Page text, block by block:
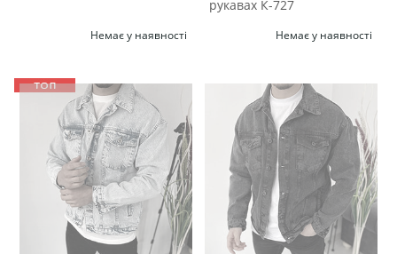
Немає у наявності
рукавах К-727
Немає у наявності